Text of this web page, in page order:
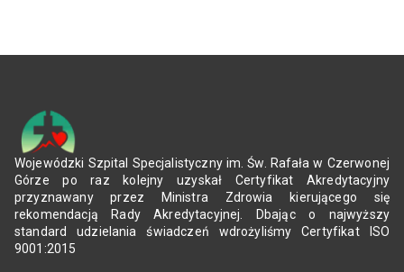
Wojewódzki Szpital Specjalistyczny im. Św. Rafała w Czerwonej
Górze po raz kolejny uzyskał Certyfikat Akredytacyjny
przyznawany przez Ministra Zdrowia kierującego się
rekomendacją Rady Akredytacyjnej. Dbając o najwyższy
standard udzielania świadczeń wdrożyliśmy Certyfikat ISO
9001:2015